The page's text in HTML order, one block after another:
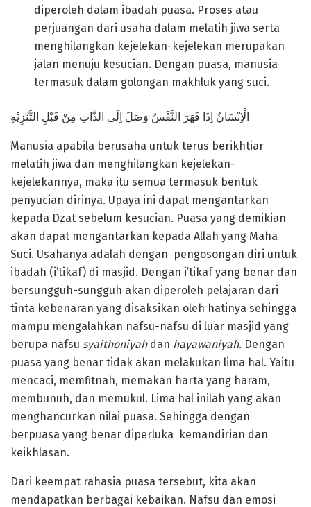
diperoleh dalam ibadah puasa. Proses atau
perjuangan dari usaha dalam melatih jiwa serta
menghilangkan kejelekan-kejelekan merupakan
jalan menuju kesucian. Dengan puasa, manusia
termasuk dalam golongan makhluk yang suci.
الْاِنْسَانُ اِذَا قَهَرَ النَّفْسُ وَصَلَ اِلَى الذَّاتِ مِنْ قَبْلِ التَّنْزِيْهِ
Manusia apabila berusaha untuk terus berikhtiar
melatih jiwa dan menghilangkan kejelekan-
kejelekannya, maka itu semua termasuk bentuk
penyucian dirinya. Upaya ini dapat mengantarkan
kepada Dzat sebelum kesucian. Puasa yang demikian
akan dapat mengantarkan kepada Allah yang Maha
Suci. Usahanya adalah dengan pengosongan diri untuk
ibadah (i’tikaf) di masjid. Dengan i’tikaf yang benar dan
bersungguh-sungguh akan diperoleh pelajaran dari
tinta kebenaran yang disaksikan oleh hatinya sehingga
mampu mengalahkan nafsu-nafsu di luar masjid yang
berupa nafsu syaithoniyahdan hayawaniyah. Dengan
puasa yang benar tidak akan melakukan lima hal. Yaitu
mencaci, memfitnah, memakan harta yang haram,
membunuh, dan memukul. Lima hal inilah yang akan
menghancurkan nilai puasa. Sehingga dengan
berpuasa yang benar diperluka kemandirian dan
keikhlasan.
Dari keempat rahasia puasa tersebut, kita akan
mendapatkan berbagai kebaikan. Nafsu dan emosi